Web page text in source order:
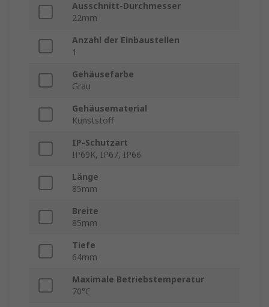
Ausschnitt-Durchmesser
22mm
Anzahl der Einbaustellen
1
Gehäusefarbe
Grau
Gehäusematerial
Kunststoff
IP-Schutzart
IP69K, IP67, IP66
Länge
85mm
Breite
85mm
Tiefe
64mm
Maximale Betriebstemperatur
70°C